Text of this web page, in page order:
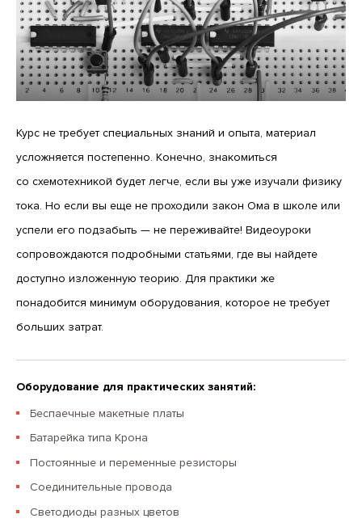
Курс не требует специальных знаний и опыта, материал
усложняется постепенно. Конечно, знакомиться
со схемотехникой будет легче, если вы уже изучали физику
тока. Но если вы еще не проходили закон Ома в школе или
успели его подзабыть — не переживайте! Видеоуроки
сопровождаются подробными статьями, где вы найдете
доступно изложенную теорию. Для практики же
понадобится минимум оборудования, которое не требует
больших затрат.
Оборудование для практических занятий:
Беспаечные макетные платы
Батарейка типа Крона
Постоянные и переменные резисторы
Соединительные провода
Светодиоды разных цветов